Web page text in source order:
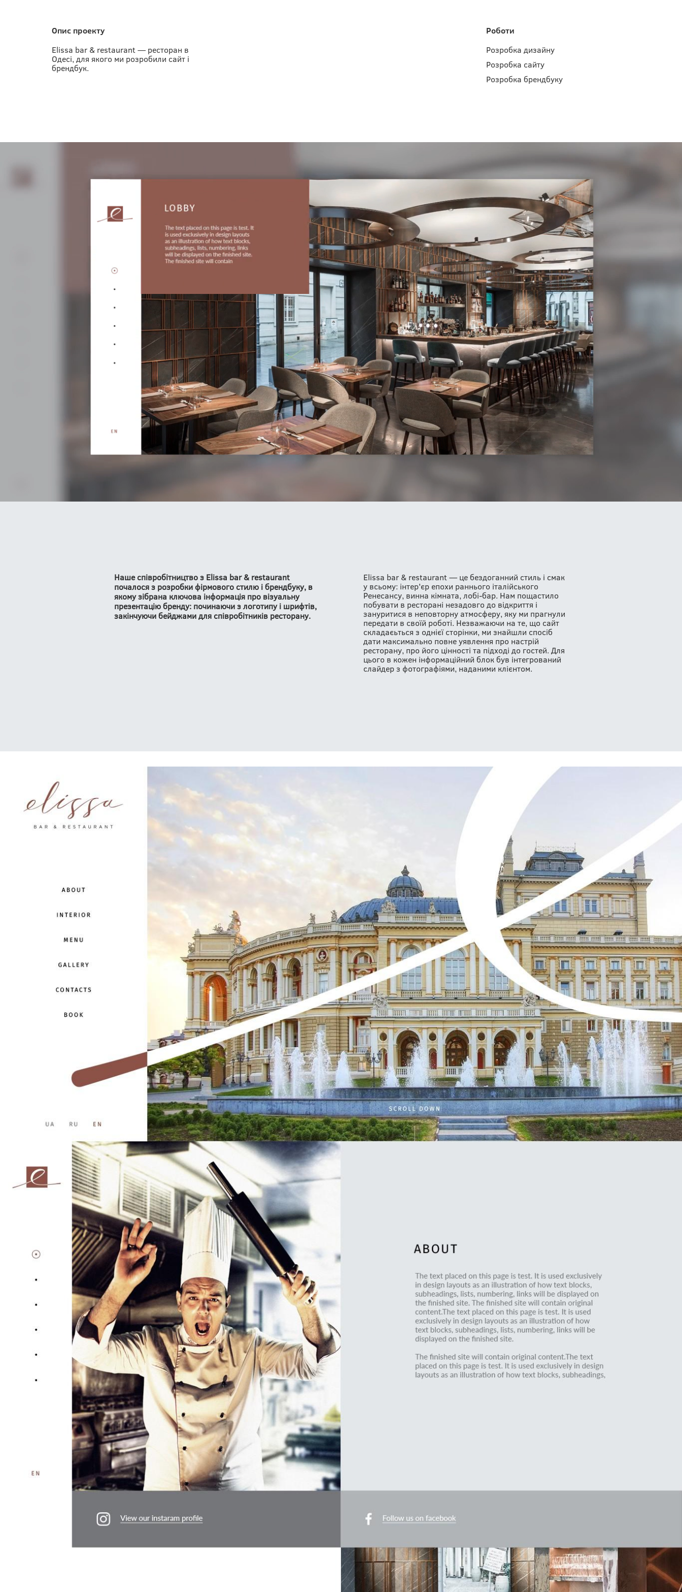
Опис проекту
Elissa bar & restaurant — ресторан в
Одесі, для якого ми розробили сайт і
брендбук.
Роботи
Розробка дизайну
Розробка сайту
Розробка брендбуку
Наше співробітництво з Elissa bar & restaurant
почалося з розробки фірмового стилю і брендбуку, в
якому зібрана ключова інформація про візуальну
презентацію бренду: починаючи з логотипу і шрифтів,
закінчуючи бейджами для співробітників ресторану.
Elissa bar & restaurant — це бездоганний стиль і смак
у всьому: інтер'єр епохи раннього італійського
Ренесансу, винна кімната, лобі-бар. Нам пощастило
побувати в ресторані незадовго до відкриття і
зануритися в неповторну атмосферу, яку ми прагнули
передати в своїй роботі. Незважаючи на те, що сайт
складаєьться з однієї сторінки, ми знайшли спосіб
дати максимально повне уявлення про настрій
ресторану, про його цінності та підході до гостей. Для
цього в кожен інформаційний блок був інтегрований
слайдер з фотографіями, наданими клієнтом.